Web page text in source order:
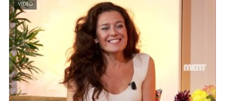
VIDEO